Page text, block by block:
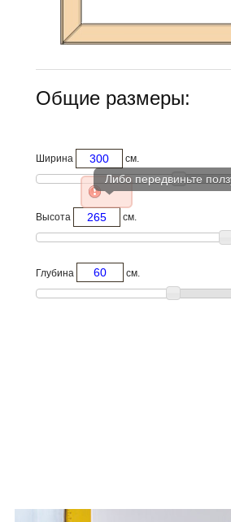
Общие размеры:
Ширина см.
Высота см.
Глубина см.